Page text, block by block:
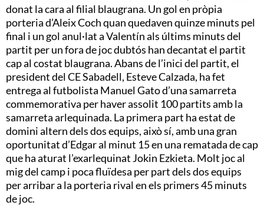
donat la cara al filial blaugrana. Un gol en pròpia
porteria d’Aleix Coch quan quedaven quinze minuts pel
final i un gol anul·lat a Valentín als últims minuts del
partit per un fora de joc dubtós han decantat el partit
cap al costat blaugrana. Abans de l’inici del partit, el
president del CE Sabadell, Esteve Calzada, ha fet
entrega al futbolista Manuel Gato d’una samarreta
commemorativa per haver assolit 100 partits amb la
samarreta arlequinada. La primera part ha estat de
domini altern dels dos equips, això sí, amb una gran
oportunitat d’Edgar al minut 15 en una rematada de cap
que ha aturat l’exarlequinat Jokin Ezkieta. Molt joc al
mig del camp i poca fluïdesa per part dels dos equips
per arribar a la porteria rival en els primers 45 minuts
de joc.